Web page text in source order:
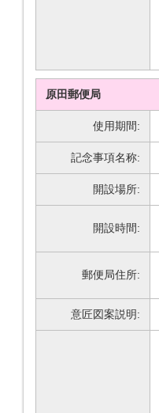
原田郵便局
使用期間:
記念事項名称:
開設場所:
開設時間:
郵便局住所:
意匠図案説明: